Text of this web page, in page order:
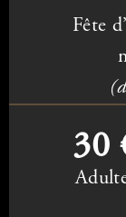
Fête
30